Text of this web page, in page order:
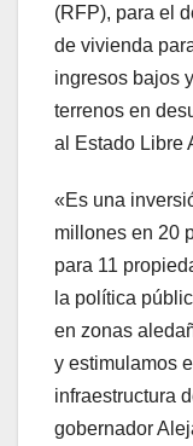
(RFP), para el
de vivienda
ingresos bajos
terrenos en
al Estado Libre
«Es una
millones en 20
para 11
la política
en zonas
y estimulamos
infraestructura
gobernador